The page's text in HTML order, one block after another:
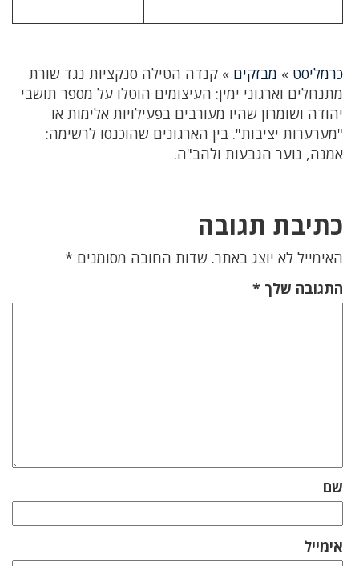
כרמליסט » מבזקים » קנדה הטילה סנקציות נגד שורת
מתנחלים וארגוני ימין: העיצומים הוטלו על מספר תושבי
יהודה ושומרון שהיו מעורבים בפעילויות אלימות או
"מערערות יציבות". בין הארגונים שהוכנסו לרשימה:
אמנה, נוער הגבעות ולהב"ה.
כתיבת תגובה
האימייל לא יוצג באתר. שדות החובה מסומנים *
התגובה שלך *
שם
אימייל